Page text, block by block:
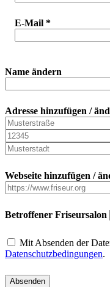
E-Mail *
Name ändern
Adresse hinzufügen /
Webseite hinzufügen /
Betroffener Friseursalon
Mit Absenden der
Datenschutzbedingungen.
Absenden